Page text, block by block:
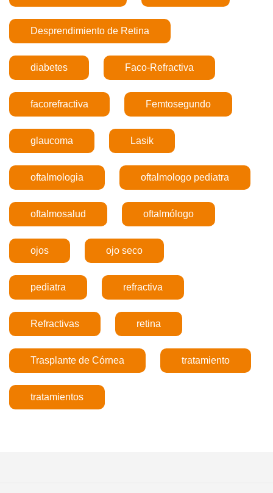
Desprendimiento de Retina
diabetes Faco-Refractiva
facorefractiva Femtosegundo
glaucoma Lasik
oftalmologia oftalmologo pediatra
oftalmosalud oftalmólogo
ojos ojo seco
pediatra refractiva
Refractivas retina
Trasplante de Córnea tratamiento
tratamientos